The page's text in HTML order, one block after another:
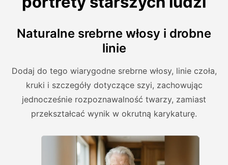
Naturalne srebrne włosy i drobne
linie
Dodaj do tego wiarygodne srebrne włosy, linie czoła,
kruki i szczegóły dotyczące szyi, zachowując
jednocześnie rozpoznawalność twarzy, zamiast
przekształcać wynik w okrutną karykaturę.